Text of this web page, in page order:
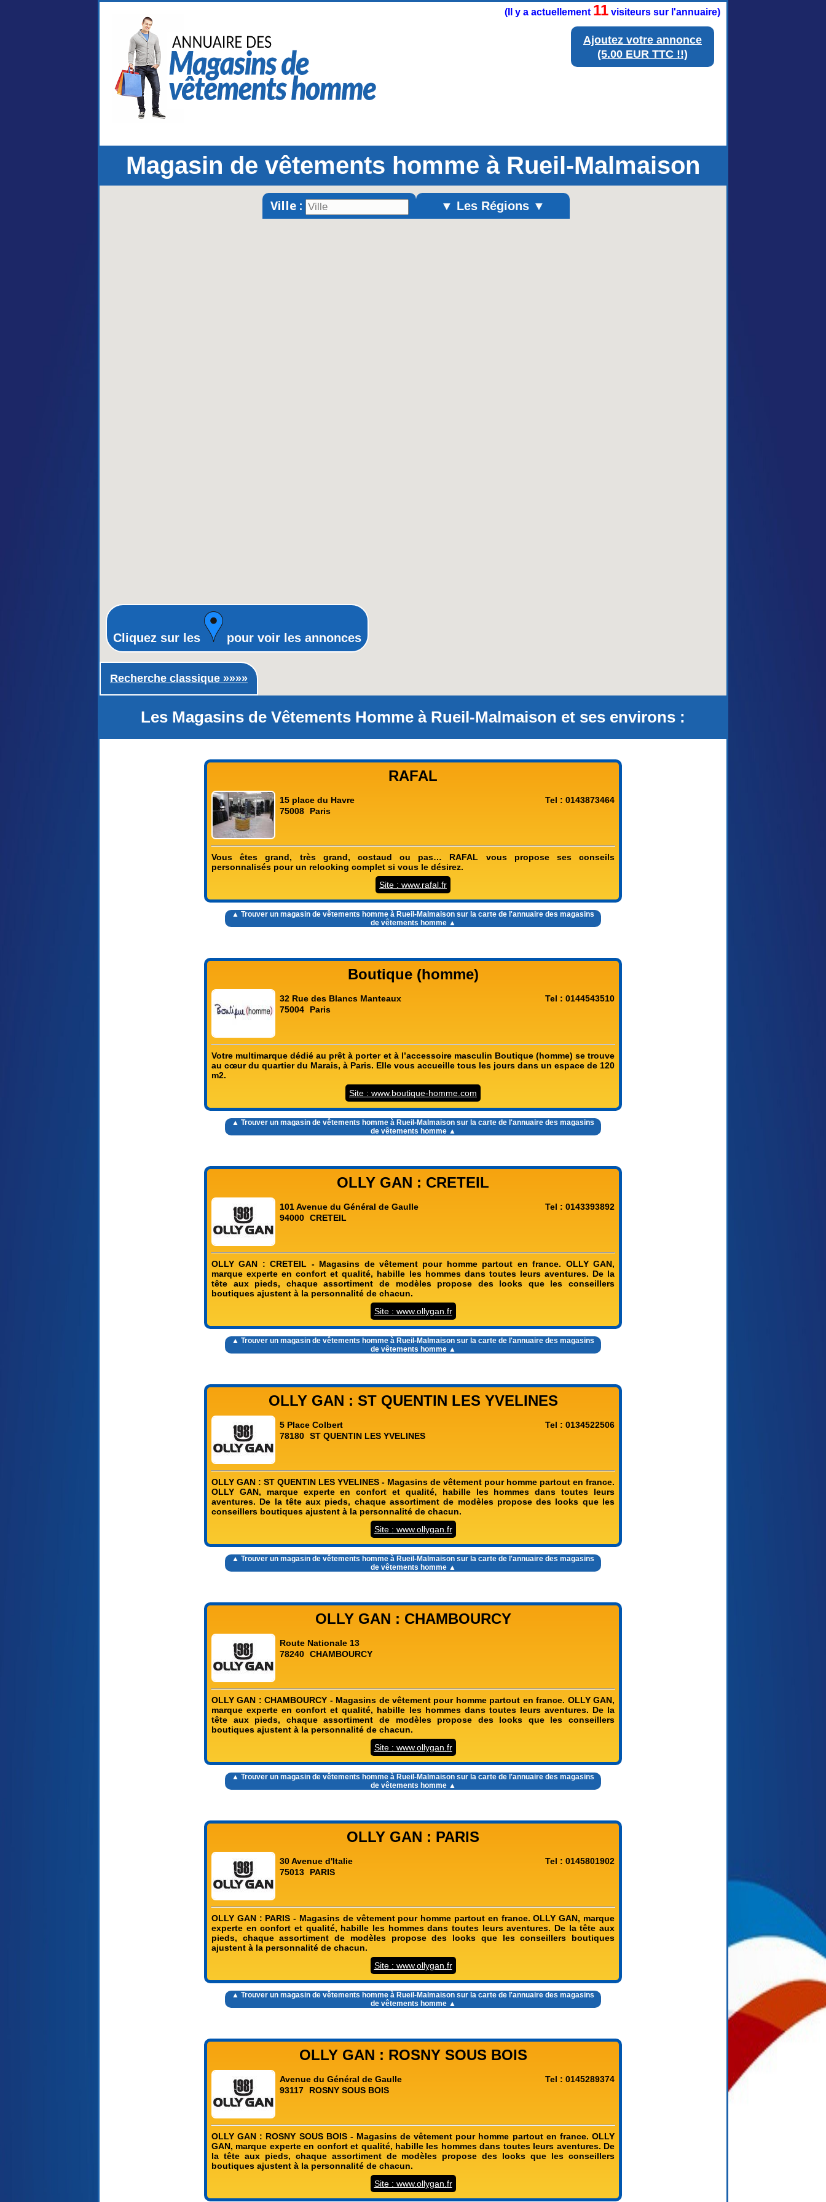
Ajoutez votre annonce
(5.00 EUR TTC !!)
(Il y a actuellement 11 visiteurs sur l'annuaire)
Magasin de vêtements homme à Rueil-Malmaison
Ville : ▼ Les Régions ▼
Recherche classique ►
Recherche classique »»»»
Cliquez sur les pour voir les annonces
Les Magasins de Vêtements Homme à Rueil-Malmaison et ses environs :
RAFAL
15 place du Havre
75008
Paris
Tel : 0143873464
Vous êtes grand, très grand, costaud ou pas… RAFAL vous propose ses conseils
personnalisés pour un relooking complet si vous le désirez.
Site : www.rafal.fr
▲ Trouver un magasin de vêtements homme à Rueil-Malmaison sur la carte de l'annuaire des magasins
de vêtements homme ▲
Boutique (homme)
32 Rue des Blancs Manteaux
75004
Paris
Tel : 0144543510
Votre multimarque dédié au prêt à porter et à l’accessoire masculin Boutique (homme) se trouve
au cœur du quartier du Marais, à Paris. Elle vous accueille tous les jours dans un espace de 120
m2.
Site : www.boutique-homme.com
▲ Trouver un magasin de vêtements homme à Rueil-Malmaison sur la carte de l'annuaire des magasins
de vêtements homme ▲
OLLY GAN : CRETEIL
101 Avenue du Général de Gaulle
94000 CRETEIL
Tel : 0143393892
OLLY GAN : CRETEIL - Magasins de vêtement pour homme partout en france. OLLY GAN,
marque experte en confort et qualité, habille les hommes dans toutes leurs aventures. De la
tête aux pieds, chaque assortiment de modèles propose des looks que les conseillers
boutiques ajustent à la personnalité de chacun.
Site : www.ollygan.fr
▲ Trouver un magasin de vêtements homme à Rueil-Malmaison sur la carte de l'annuaire des magasins
de vêtements homme ▲
OLLY GAN : ST QUENTIN LES YVELINES
5 Place Colbert
78180 ST QUENTIN LES YVELINES
Tel : 0134522506
OLLY GAN : ST QUENTIN LES YVELINES - Magasins de vêtement pour homme partout en france.
OLLY GAN, marque experte en confort et qualité, habille les hommes dans toutes leurs
aventures. De la tête aux pieds, chaque assortiment de modèles propose des looks que les
conseillers boutiques ajustent à la personnalité de chacun.
Site : www.ollygan.fr
▲ Trouver un magasin de vêtements homme à Rueil-Malmaison sur la carte de l'annuaire des magasins
de vêtements homme ▲
OLLY GAN : CHAMBOURCY
Route Nationale 13
78240 CHAMBOURCY
OLLY GAN : CHAMBOURCY - Magasins de vêtement pour homme partout en france. OLLY GAN,
marque experte en confort et qualité, habille les hommes dans toutes leurs aventures. De la
tête aux pieds, chaque assortiment de modèles propose des looks que les conseillers
boutiques ajustent à la personnalité de chacun.
Site : www.ollygan.fr
▲ Trouver un magasin de vêtements homme à Rueil-Malmaison sur la carte de l'annuaire des magasins
de vêtements homme ▲
OLLY GAN : PARIS
30 Avenue d'Italie
75013
PARIS
Tel : 0145801902
OLLY GAN : PARIS - Magasins de vêtement pour homme partout en france. OLLY GAN, marque
experte en confort et qualité, habille les hommes dans toutes leurs aventures. De la tête aux
pieds, chaque assortiment de modèles propose des looks que les conseillers boutiques
ajustent à la personnalité de chacun.
Site : www.ollygan.fr
▲ Trouver un magasin de vêtements homme à Rueil-Malmaison sur la carte de l'annuaire des magasins
de vêtements homme ▲
OLLY GAN : ROSNY SOUS BOIS
Avenue du Général de Gaulle
93117
ROSNY SOUS BOIS
Tel : 0145289374
OLLY GAN : ROSNY SOUS BOIS - Magasins de vêtement pour homme partout en france. OLLY
GAN, marque experte en confort et qualité, habille les hommes dans toutes leurs aventures. De
la tête aux pieds, chaque assortiment de modèles propose des looks que les conseillers
boutiques ajustent à la personnalité de chacun.
Site : www.ollygan.fr